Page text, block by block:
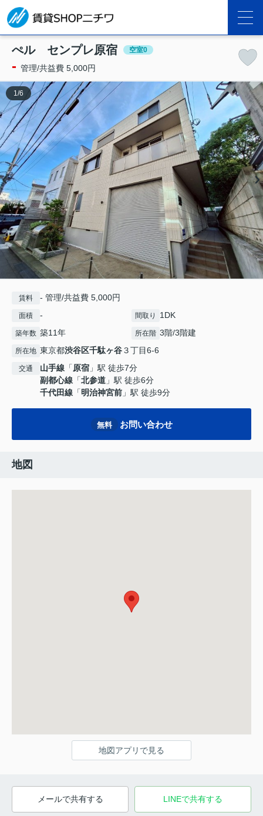
ぺル センプレ原宿 空室0
- 管理/共益費 5,000円
1 /6
賃料 - 管理/共益費 5,000円
面積 - 間取り 1DK
築年数 築11年 所在階 3階/3階建
所在地 東京都渋谷区千駄ヶ谷３丁目6-6
交通 山手線 「原宿 」駅 徒歩7分
副都心線 「北参道 」駅 徒歩6分
千代田線 「明治神宮前 」駅 徒歩9分
無料 お問い合わせ
地図
地図アプリで見る
メールで共有する LINEで共有する